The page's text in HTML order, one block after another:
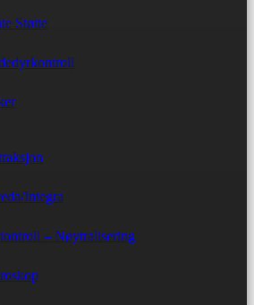
Støtte
Integra
– Nøytralisering